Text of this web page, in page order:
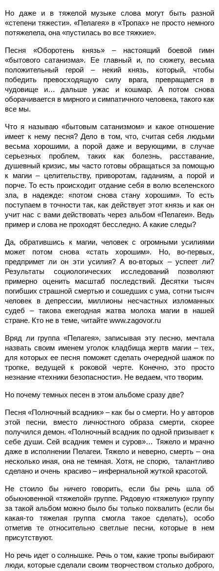
Но даже и в тяжелой музыке слова могут быть разной
«степени тяжести». «Пелагея» в «Тропах» не просто немного
потяжелела, она «пустилась во все тяжкие».
Песня «Оборотень князь» – настоящий боевой гимн
«бытового сатанизма». Ее главный и, по сюжету, весьма
положительный герой – некий князь, который, чтобы
победить превосходящую силу врага, превращается в
чудовище и… дальше ужас и кошмар. А потом снова
оборачивается в мирного и симпатичного человека, такого как
все мы.
Что я называю «бытовым сатанизмом» и какое отношение
имеет к нему песня? Дело в том, что, считая себя людьми
весьма хорошими, а порой даже и верующими, в случае
серьезных проблем, таких как болезнь, расставание,
душевный кризис, мы часто готовы обращаться за помощью
к магии – целительству, приворотам, гаданиям, а порой и
порче. То есть происходит отдание себя в волю вселенского
зла, в надежде: «потом снова стану хорошим». То есть
поступаем в точности так, как действует этот князь и как он
учит нас с вами действовать через альбом «Пелагеи». Ведь
пример и слова не проходят бесследно. А какие следы?
Да, обратившись к магии, человек с огромными усилиями
может потом снова «стать хорошим». Но, во-первых,
предпримет ли он эти усилия? А во-вторых – успеет ли?
Результаты социологических исследований позволяют
примерно оценить масштаб последствий. Десятки тысяч
погибших страшной смертью и сошедших с ума, сотни тысяч
человек в депрессии, миллионы несчастных изломанных
судеб – такова ежегодная жатва молоха магии в нашей
стране. Кто не в теме, читайте www.zagovor.ru
Вряд ли группа «Пелагея», записывая эту песню, мечтала
назвать своим именем уголок кладбища жертв магии – тех,
для которых ее песня поможет сделать очередной шажок по
тропке, ведущей к роковой черте. Конечно, это просто
незнание «техники безопасности». Не ведаем, что творим.
Но почему темных песен в этом альбоме сразу две?
Песня «Полночный всадник» – как бы о смерти. Но у авторов
этой песни, вместо личностного образа смерти, скорее
получился демон. «Полночный всадник по одной призывает к
себе души. Сей всадник темен и суров»… Тяжело и мрачно
даже в исполнении Пелагеи. Тяжело и неверно, смерть – она
несколько иная, она не темная. Хотя, не спорю, талантливо
сделано и очень красиво – инфернальной жуткой красотой.
Не стоило бы ничего говорить, если бы речь шла об
обыкновенной «тяжелой» группе. Рядовую «тяжелую» группу
за такой альбом можно было бы только похвалить (если бы
какая-то тяжелая группа смогла такое сделать), особо
отметив те относительно светлые песни, которые в нем
присутствуют.
Но речь идет о солнышке. Речь о том, какие тропы выбирают
люди, которые сделали своим творчеством столько доброго,